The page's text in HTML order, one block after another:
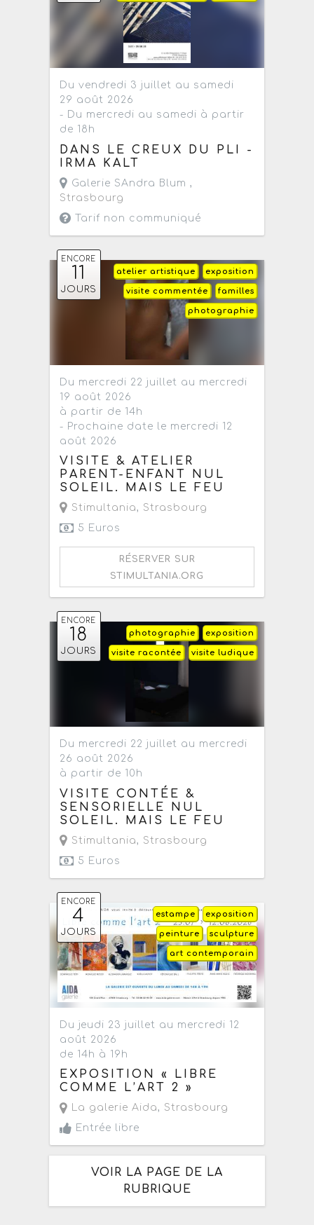
Du vendredi 3 juillet au samedi
29 août 2026
- Du mercredi au samedi à partir
de 18h
DANS LE CREUX DU PLI -
IRMA KALT
Galerie SAndra Blum ,
Strasbourg
Tarif non communiqué
ENCORE
11
JOURS
exposition
atelier artistique
familles
visite commentée
photographie
Du mercredi 22 juillet au mercredi
19 août 2026
à partir de 14h
- Prochaine date le mercredi 12
août 2026
VISITE & ATELIER
PARENT-ENFANT NUL
SOLEIL. MAIS LE FEU
Stimultania, Strasbourg
5 Euros
RÉSERVER SUR
STIMULTANIA.ORG
ENCORE
18
JOURS
exposition
photographie
visite ludique
visite racontée
Du mercredi 22 juillet au mercredi
26 août 2026
à partir de 10h
VISITE CONTÉE &
SENSORIELLE NUL
SOLEIL. MAIS LE FEU
Stimultania, Strasbourg
5 Euros
ENCORE
4
JOURS
exposition
estampe
sculpture
peinture
art contemporain
Du jeudi 23 juillet au mercredi 12
août 2026
de 14h à 19h
EXPOSITION « LIBRE
COMME L’ART 2 »
La galerie Aida, Strasbourg
Entrée libre
VOIR LA PAGE DE LA
RUBRIQUE